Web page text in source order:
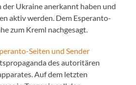
der Ukraine anerkannt haben und
aktiv werden. Dem Esperanto-
zum Kreml nachgesagt.
Seiten und Sender
des autoritären
Auf dem letzten